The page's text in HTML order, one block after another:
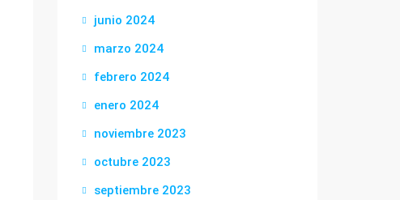
junio 2024
marzo 2024
febrero 2024
enero 2024
noviembre 2023
octubre 2023
septiembre 2023